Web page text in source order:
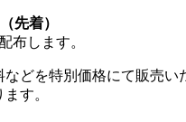
先着）
布します。
どを特別価格にて販売い
す。